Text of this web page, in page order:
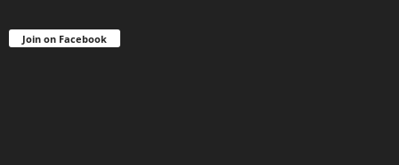
Join on Facebook